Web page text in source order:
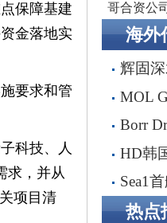
保障基建
金落地实
要求和管
科技、人
求，并从
项目清
哥合资公
五座钻井
购，交易
美元
海外
辉固
海上钻
MOL
购壳牌
Borr
完成五
2.87亿美
HD韩
手打造
Sea1
船船厂顺
热点